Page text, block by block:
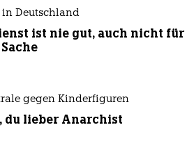
Deutschland
ist nie gut, auch nicht für
gegen Kinderfiguren
du lieber Anarchist